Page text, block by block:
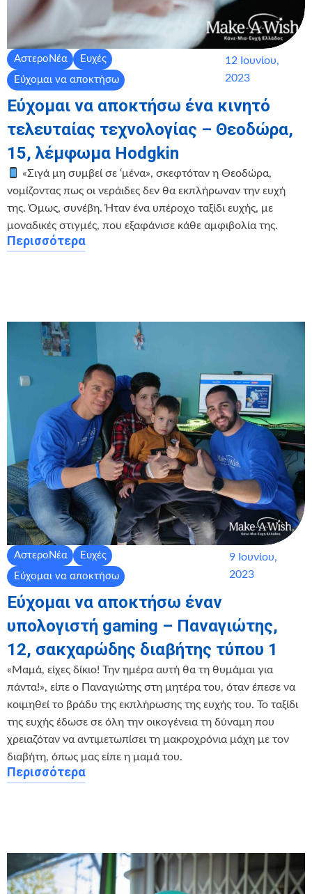
ΑστεροΝέα
Ευχές
Εύχομαι να αποκτήσω
12 Ιουνίου,
2023
Εύχομαι να αποκτήσω ένα κινητό
τελευταίας τεχνολογίας – Θεοδώρα,
15, λέμφωμα Hodgkin
«Σιγά μη συμβεί σε ‘μένα», σκεφτόταν η Θεοδώρα,
νομίζοντας πως οι νεράιδες δεν θα εκπλήρωναν την ευχή
της. Όμως, συνέβη. Ήταν ένα υπέροχο ταξίδι ευχής, με
μοναδικές στιγμές, που εξαφάνισε κάθε αμφιβολία της.
Περισσότερα
ΑστεροΝέα
Ευχές
Εύχομαι να αποκτήσω
9 Ιουνίου,
2023
Εύχομαι να αποκτήσω έναν
υπολογιστή gaming – Παναγιώτης,
12, σακχαρώδης διαβήτης τύπου 1
«Μαμά, είχες δίκιο! Την ημέρα αυτή θα τη θυμάμαι για
πάντα!», είπε ο Παναγιώτης στη μητέρα του, όταν έπεσε να
κοιμηθεί το βράδυ της εκπλήρωσης της ευχής του. Το ταξίδι
της ευχής έδωσε σε όλη την οικογένεια τη δύναμη που
χρειαζόταν να αντιμετωπίσει τη μακροχρόνια μάχη με τον
διαβήτη, όπως μας είπε η μαμά του.
Περισσότερα